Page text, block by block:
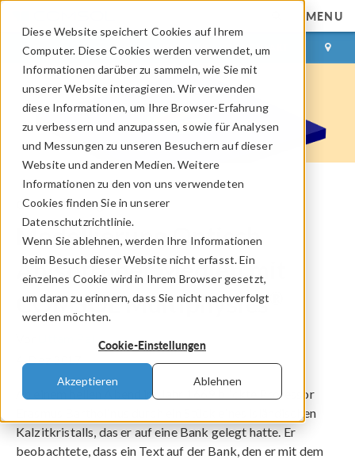
Diese Website speichert Cookies auf Ihrem
Computer. Diese Cookies werden verwendet, um
Informationen darüber zu sammeln, wie Sie mit
unserer Website interagieren. Wir verwenden
diese Informationen, um Ihre Browser-Erfahrung
zu verbessern und anzupassen, sowie für Analysen
und Messungen zu unseren Besuchern auf dieser
Website und anderen Medien. Weitere
Informationen zu den von uns verwendeten
Cookies finden Sie in unserer
Datenschutzrichtlinie.
Wenn Sie ablehnen, werden Ihre Informationen
beim Besuch dieser Website nicht erfasst. Ein
einzelnes Cookie wird in Ihrem Browser gesetzt,
um daran zu erinnern, dass Sie nicht nachverfolgt
werden möchten.
Cookie-Einstellungen
Akzeptieren Ablehnen
MENU
ANMELDEN KONTAKT
COMSOL Blog
Modellierung Optisch
Anisotroper Medien mit
COMSOL Multiphysics®
4. Dez 2017
An einem hellen Abend im Jahr 1669 blickte Professor
Erasmus Bartholinus durch ein Stück eines isländischen
Kalzitkristalls, das er auf eine Bank gelegt hatte. Er
beobachtete, dass ein Text auf der Bank, den er mit dem